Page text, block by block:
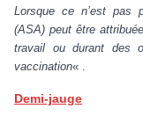
Lorsque ce n’est pas
(ASA) peut être
travail ou durant des
vaccination« .
Demi-jauge